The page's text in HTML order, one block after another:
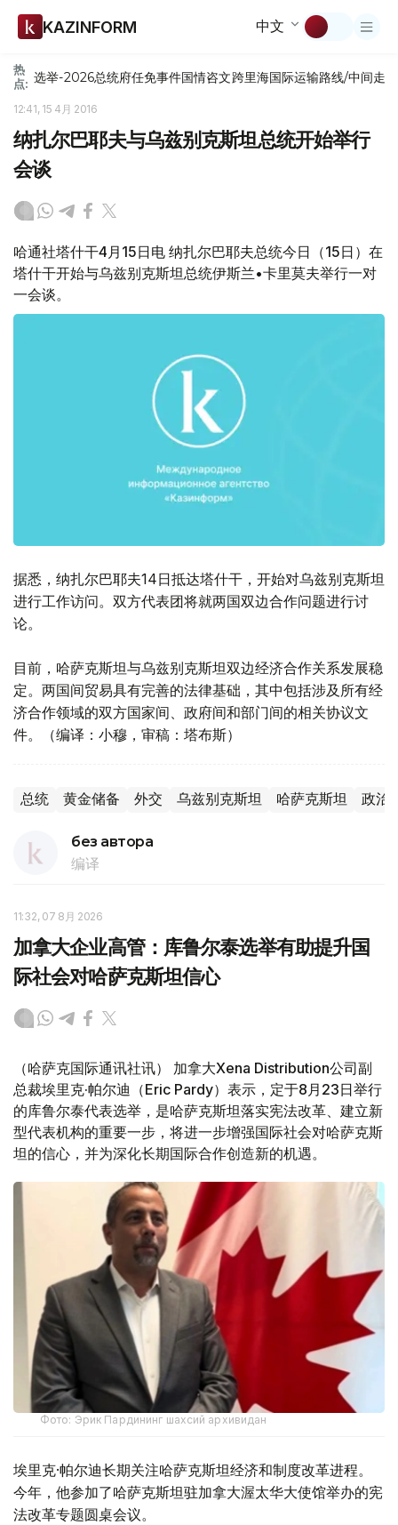
KAZINFORM 中文
热
点: 选举-2026总统府任免事件国情咨文跨里海国际运输路线/中间走廊
12:41, 15 4月 2016
纳扎尔巴耶夫与乌兹别克斯坦总统开始举行
会谈
哈通社塔什干4月15日电 纳扎尔巴耶夫总统今日（15日）在
塔什干开始与乌兹别克斯坦总统伊斯兰•卡里莫夫举行一对
一会谈。
据悉，纳扎尔巴耶夫14日抵达塔什干，开始对乌兹别克斯坦
进行工作访问。双方代表团将就两国双边合作问题进行讨
论。
目前，哈萨克斯坦与乌兹别克斯坦双边经济合作关系发展稳
定。两国间贸易具有完善的法律基础，其中包括涉及所有经
济合作领域的双方国家间、政府间和部门间的相关协议文
件。（编译：小穆，审稿：塔布斯）
总统 黄金储备 外交 乌兹别克斯坦 哈萨克斯坦 政治
без автора
编译
11:32, 07 8月 2026
加拿大企业高管：库鲁尔泰选举有助提升国
际社会对哈萨克斯坦信心
（哈萨克国际通讯社讯） 加拿大Xena Distribution公司副
总裁埃里克·帕尔迪（Eric Pardy）表示，定于8月23日举行
的库鲁尔泰代表选举，是哈萨克斯坦落实宪法改革、建立新
型代表机构的重要一步，将进一步增强国际社会对哈萨克斯
坦的信心，并为深化长期国际合作创造新的机遇。
Фото: Эрик Пардининг шахсий архивидан
埃里克·帕尔迪长期关注哈萨克斯坦经济和制度改革进程。
今年，他参加了哈萨克斯坦驻加拿大渥太华大使馆举办的宪
法改革专题圆桌会议。